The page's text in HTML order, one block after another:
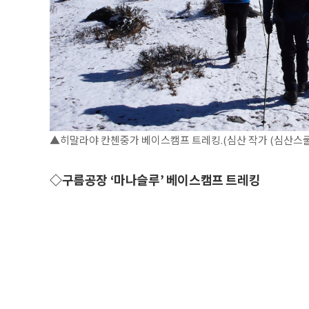
▲히말라야 칸첸중가 베이스캠프 트레킹.(심산 작가 (심산스
◇구름공장 ‘마나슬루’ 베이스캠프 트레킹